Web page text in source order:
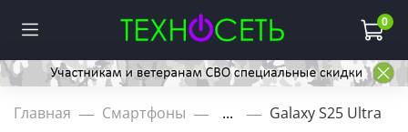
0
Главная Смартфоны ... Galaxy S25 Ultra